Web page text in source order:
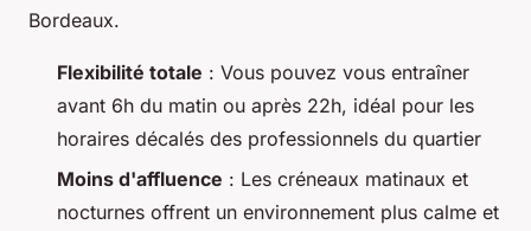
Bordeaux.
Flexibilité totale : Vous pouvez vous entraîner
avant 6h du matin ou après 22h, idéal pour les
horaires décalés des professionnels du quartier
Moins d'affluence : Les créneaux matinaux et
nocturnes offrent un environnement plus calme et